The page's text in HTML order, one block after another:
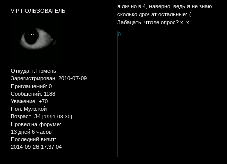
VIP ПОЛЬЗОВАТЕЛЬ
Откуда: г.Тюмень
Зарегистрирован: 2010-07-09
Приглашений: 0
Сообщений: 1188
Уважение: +70
Пол: Мужской
Возраст: 34 [1991-08-30]
Провел на форуме:
13 дней 6 часов
Последний визит:
2014-09-26 17:37:04
я лично в 4, наверно, ведь я не знаю
сколько дрочат остальные: (
Забацать, чтоле опрос? х_х
0